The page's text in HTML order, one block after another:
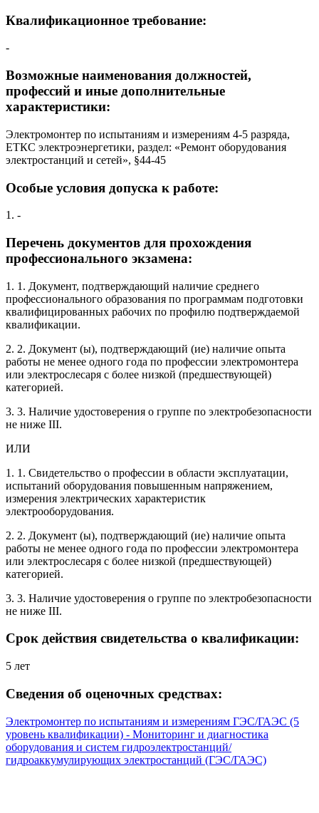
Квалификационное требование:
-
Возможные наименования должностей,
профессий и иные дополнительные
характеристики:
Электромонтер по испытаниям и измерениям 4-5 разряда,
ЕТКС электроэнергетики, раздел: «Ремонт оборудования
электростанций и сетей», §44-45
Особые условия допуска к работе:
1. -
Перечень документов для прохождения
профессионального экзамена:
1. 1. Документ, подтверждающий наличие среднего
профессионального образования по программам подготовки
квалифицированных рабочих по профилю подтверждаемой
квалификации.
2. 2. Документ (ы), подтверждающий (ие) наличие опыта
работы не менее одного года по профессии электромонтера
или электрослесаря с более низкой (предшествующей)
категорией.
3. 3. Наличие удостоверения о группе по электробезопасности
не ниже III.
ИЛИ
1. 1. Свидетельство о профессии в области эксплуатации,
испытаний оборудования повышенным напряжением,
измерения электрических характеристик
электрооборудования.
2. 2. Документ (ы), подтверждающий (ие) наличие опыта
работы не менее одного года по профессии электромонтера
или электрослесаря с более низкой (предшествующей)
категорией.
3. 3. Наличие удостоверения о группе по электробезопасности
не ниже III.
Срок действия свидетельства о квалификации:
5 лет
Сведения об оценочных средствах:
Электромонтер по испытаниям и измерениям ГЭС/ГАЭС (5
уровень квалификации) - Мониторинг и диагностика
оборудования и систем гидроэлектростанций/
гидроаккумулирующих электростанций (ГЭС/ГАЭС)